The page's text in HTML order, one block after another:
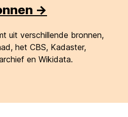
->
uit verschillende bronnen,
het CBS, Kadaster,
en Wikidata.